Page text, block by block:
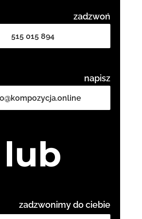
zadzwoń
515 015 894
napisz
lub
zadzwonimy do ciebie